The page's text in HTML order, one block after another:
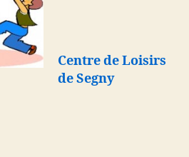
Centre de Loisirs
de Segny